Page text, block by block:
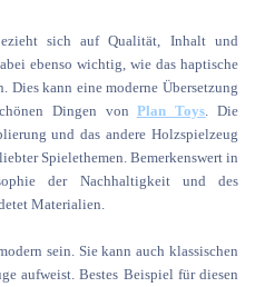
sich auf Qualität, Inhalt und
ebenso wichtig, wie das haptische
Dies kann eine moderne Übersetzung
Dingen vonPlan Toys. Die
und das andere Holzspielzeug
Spielethemen. Bemerkenswert in
der Nachhaltigkeit und des
Materialien.
sein. Sie kann auch klassischen
aufweist. Bestes Beispiel für diesen